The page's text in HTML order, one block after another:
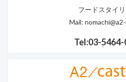
フードスタイリ
Mail:
Tel:03-